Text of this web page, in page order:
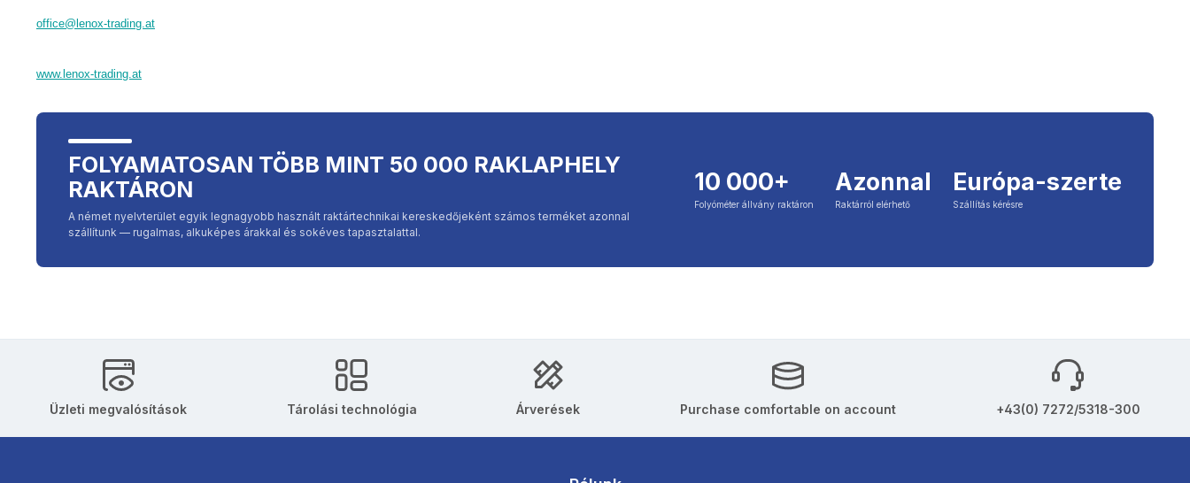
office@lenox-trading.at
www.lenox-trading.at
FOLYAMATOSAN TÖBB MINT 50 000 RAKLAPHELY
RAKTÁRON
A német nyelvterület egyik legnagyobb használt raktártechnikai kereskedőjeként számos terméket azonnal
szállítunk — rugalmas, alkuképes árakkal és sokéves tapasztalattal.
10 000+
Folyóméter állvány raktáron
Azonnal
Raktárról elérhető
Európa-szerte
Szállítás kérésre
Üzleti megvalósítások Tárolási technológia Árverések Purchase comfortable on account +43(0) 7272/5318-300